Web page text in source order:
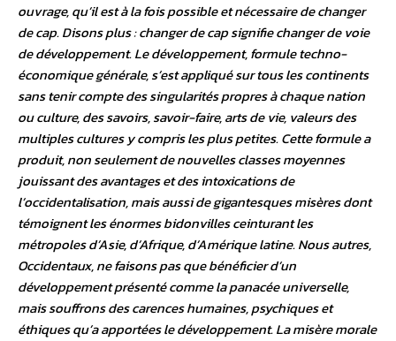
ouvrage, qu’il est à la fois possible et nécessaire de changer
de cap. Disons plus : changer de cap signifie changer de voie
de développement. Le développement, formule techno-
économique générale, s’est appliqué sur tous les continents
sans tenir compte des singularités propres à chaque nation
ou culture, des savoirs, savoir-faire, arts de vie, valeurs des
multiples cultures y compris les plus petites. Cette formule a
produit, non seulement de nouvelles classes moyennes
jouissant des avantages et des intoxications de
l’occidentalisation, mais aussi de gigantesques misères dont
témoignent les énormes bidonvilles ceinturant les
métropoles d’Asie, d’Afrique, d’Amérique latine. Nous autres,
Occidentaux, ne faisons pas que bénéficier d’un
développement présenté comme la panacée universelle,
mais souffrons des carences humaines, psychiques et
éthiques qu’a apportées le développement. La misère morale